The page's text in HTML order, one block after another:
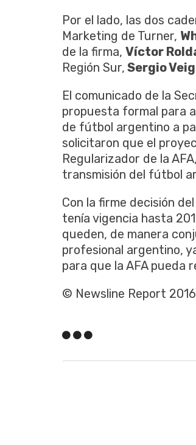
Por el lado, las dos
Marketing de Turner,
de la firma, Víctor
Región Sur, Sergio
El comunicado de la
propuesta formal para
de fútbol argentino a
solicitaron que el
Regularizador de la
transmisión del fútbol
Con la firme decisión
tenía vigencia hasta
queden, de manera
profesional argentino,
para que la AFA pueda
© Newsline Report 2016